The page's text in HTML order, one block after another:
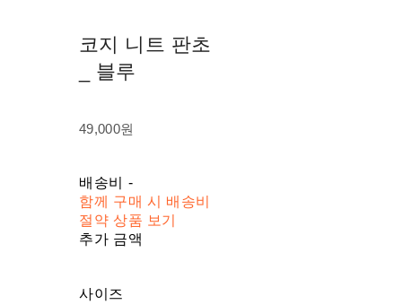
코지 니트 판초
_ 블루
49,000원
배송비 -
함께 구매 시 배송비
절약 상품 보기
추가 금액
사이즈